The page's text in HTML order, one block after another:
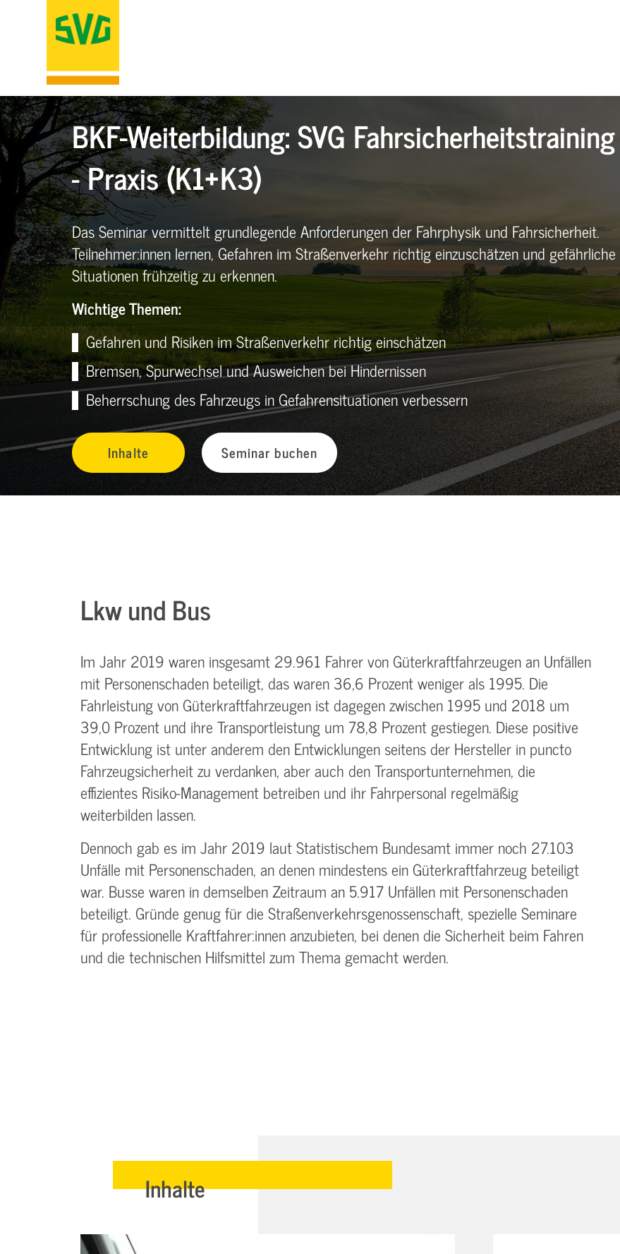
BKF-Weiterbildung: SVG Fahrsicherheitstraining
- Praxis (K1+K3)
Das Seminar vermittelt grundlegende Anforderungen der Fahrphysik und Fahrsicherheit.
Teilnehmer:innen lernen, Gefahren im Straßenverkehr richtig einzuschätzen und gefährliche
Situationen frühzeitig zu erkennen.
Wichtige Themen:
Gefahren und Risiken im Straßenverkehr richtig einschätzen
Bremsen, Spurwechsel und Ausweichen bei Hindernissen
Beherrschung des Fahrzeugs in Gefahrensituationen verbessern
Inhalte Seminar buchen
Lkw und Bus
Im Jahr 2019 waren insgesamt 29.961 Fahrer von Güterkraftfahrzeugen an Unfällen
mit Personenschaden beteiligt, das waren 36,6 Prozent weniger als 1995. Die
Fahrleistung von Güterkraftfahrzeugen ist dagegen zwischen 1995 und 2018 um
39,0 Prozent und ihre Transportleistung um 78,8 Prozent gestiegen. Diese positive
Entwicklung ist unter anderem den Entwicklungen seitens der Hersteller in puncto
Fahrzeugsicherheit zu verdanken, aber auch den Transportunternehmen, die
effizientes Risiko-Management betreiben und ihr Fahrpersonal regelmäßig
weiterbilden lassen.
Dennoch gab es im Jahr 2019 laut Statistischem Bundesamt immer noch 27.103
Unfälle mit Personenschaden, an denen mindestens ein Güterkraftfahrzeug beteiligt
war. Busse waren in demselben Zeitraum an 5.917 Unfällen mit Personenschaden
beteiligt. Gründe genug für die Straßenverkehrsgenossenschaft, spezielle Seminare
für professionelle Kraftfahrer:innen anzubieten, bei denen die Sicherheit beim Fahren
und die technischen Hilfsmittel zum Thema gemacht werden.
Inhalte